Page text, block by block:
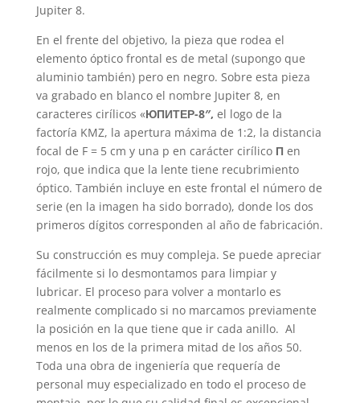
Jupiter 8.
En el frente del objetivo, la pieza que rodea el
elemento óptico frontal es de metal (supongo que
aluminio también) pero en negro. Sobre esta pieza
va grabado en blanco el nombre Jupiter 8, en
caracteres cirílicos «ЮПИТЕР-8″, el logo de la
factoría KMZ, la apertura máxima de 1:2, la distancia
focal de F = 5 cm y una p en carácter cirílico П en
rojo, que indica que la lente tiene recubrimiento
óptico. También incluye en este frontal el número de
serie (en la imagen ha sido borrado), donde los dos
primeros dígitos corresponden al año de fabricación.
Su construcción es muy compleja. Se puede apreciar
fácilmente si lo desmontamos para limpiar y
lubricar. El proceso para volver a montarlo es
realmente complicado si no marcamos previamente
la posición en la que tiene que ir cada anillo. Al
menos en los de la primera mitad de los años 50.
Toda una obra de ingeniería que requería de
personal muy especializado en todo el proceso de